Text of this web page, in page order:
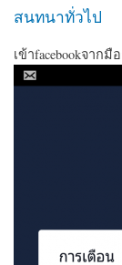
สนทนาทั่วไป
เข้าfacebookจาก